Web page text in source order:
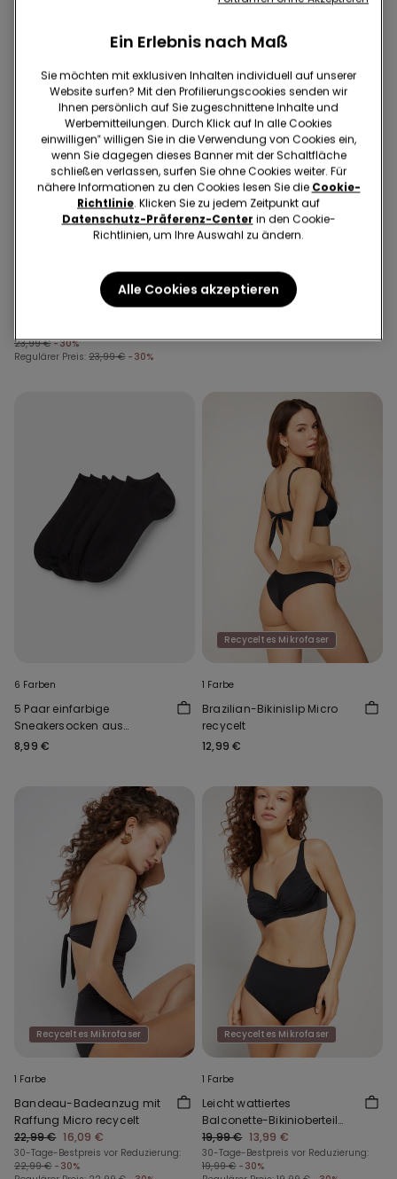
Cropped-Schlaghose aus
elastischem Tuch
23,99 € -30%
Regulärer Preis: 23,99 € -30%
Recyceltes Mikrofaser
Leicht wattierter Bandeau-
BH aus recycelter
6 Farben
5 Paar einfarbige
Sneakersocken aus
Baumwolle Unisex
8,99 €
Recyceltes Mikrofaser
1 Farbe
Brazilian-Bikinislip Micro
recycelt
12,99 €
Recyceltes Mikrofaser
1 Farbe
Bandeau-Badeanzug mit
Raffung Micro recycelt
22,99 € 16,09 €
30-Tage-Bestpreis vor Reduzierung:
22,99 € -30%
Recyceltes Mikrofaser
1 Farbe
Leicht wattiertes
Balconette-Bikinioberteil
mit Raffung aus recycelter
Mikrofaser
19,99 € 13,99 €
30-Tage-Bestpreis vor Reduzierung:
19,99 € -30%
Ein Erlebnis nach Maß
Sie möchten mit exklusiven Inhalten individuell auf unserer
Website surfen? Mit den Profilierungscookies senden wir
Ihnen persönlich auf Sie zugeschnittene Inhalte und
Werbemitteilungen. Durch Klick auf In alle Cookies
einwilligen‟ willigen Sie in die Verwendung von Cookies ein,
wenn Sie dagegen dieses Banner mit der Schaltfläche
schließen verlassen, surfen Sie ohne Cookies weiter. Für
nähere Informationen zu den Cookies lesen Sie die Cookie-
Richtlinie. Klicken Sie zu jedem Zeitpunkt auf
Datenschutz-Präferenz-Center in den Cookie-
Richtlinien, um Ihre Auswahl zu ändern.
Alle Cookies akzeptieren